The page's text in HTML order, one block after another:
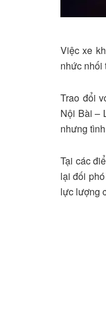
Việc xe
nhức nhối
Trao đổi
Nội Bài –
nhưng
Tại các
lại đối
lực lượng